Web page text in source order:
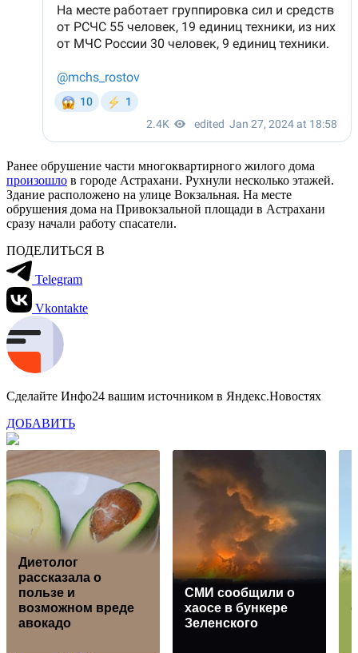
Ранее обрушение части многоквартирного жилого дома
произошло в городе Астрахани. Рухнули несколько этажей.
Здание расположено на улице Вокзальная. На месте
обрушения дома на Привокзальной площади в Астрахани
сразу начали работу спасатели.
ПОДЕЛИТЬСЯ В
Telegram
Vkontakte
Сделайте Инфо24 вашим источником в Яндекс.Новостях
ДОБАВИТЬ
Диетолог
рассказала о
пользе и
возможном вреде
авокадо
СМИ сообщили о
хаосе в бункере
Зеленского